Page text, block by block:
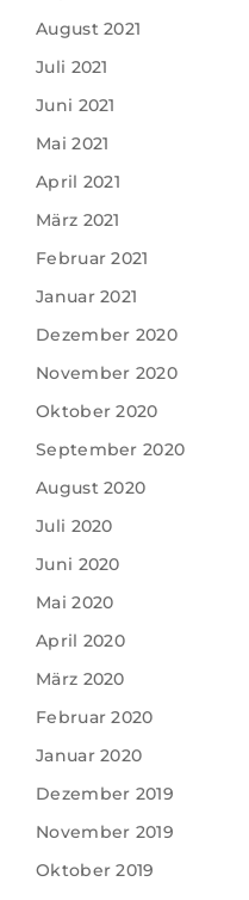
August 2021
Juli 2021
Juni 2021
Mai 2021
April 2021
März 2021
Februar 2021
Januar 2021
Dezember 2020
November 2020
Oktober 2020
September 2020
August 2020
Juli 2020
Juni 2020
Mai 2020
April 2020
März 2020
Februar 2020
Januar 2020
Dezember 2019
November 2019
Oktober 2019